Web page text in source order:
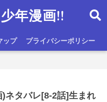
年漫画!!
ップ プライバシーポリシー
ネタバレ[8-2話]生まれ